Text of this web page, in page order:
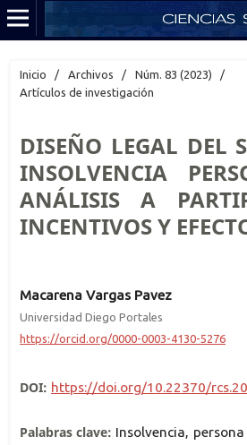
Inicio / Archivos / Núm. 83 (2023)
/
Artículos de investigación
DISEÑO LEGAL DEL
INSOLVENCIA
ANÁLISIS A
INCENTIVOS Y
Macarena Vargas Pavez
Universidad Diego Portales
https://orcid.org/0000-0003-4130-5276
DOI: https://doi.org/10.22370/
Palabras clave: Insolvencia,